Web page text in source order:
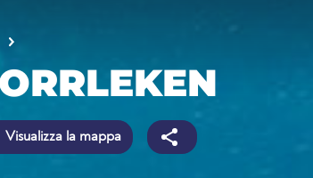
Visualizza la mappa